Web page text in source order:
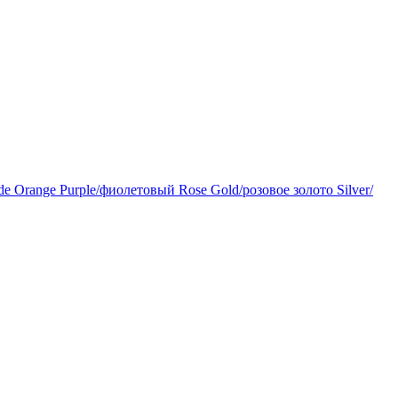
Orange Purple/фиолетовый Rose Gold/розовое золото Silver/